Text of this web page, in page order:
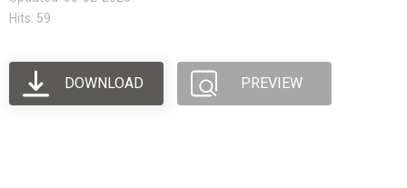
Hits: 59
DOWNLOAD PREVIEW